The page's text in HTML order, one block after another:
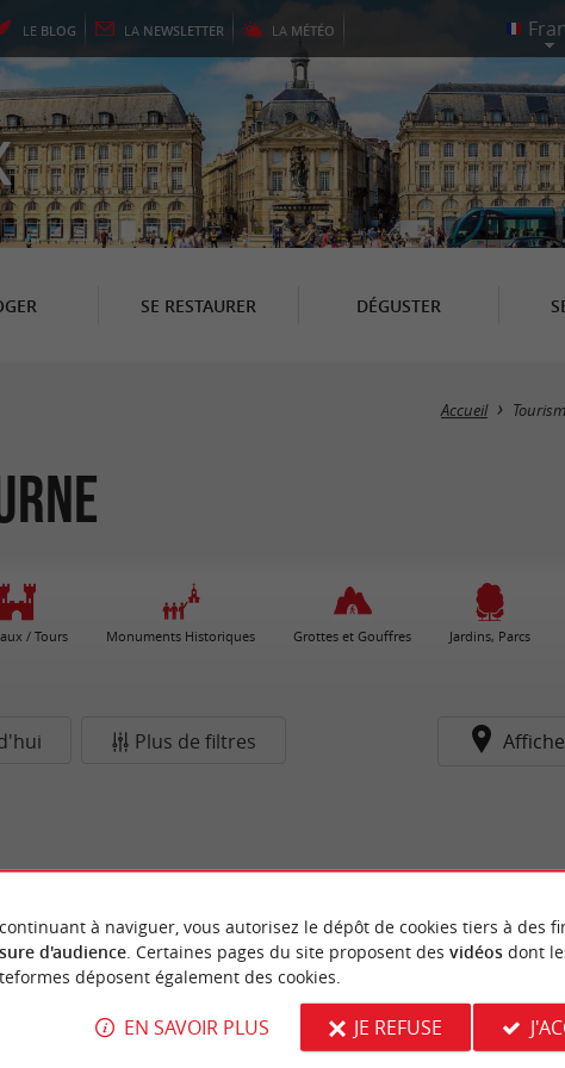
LE BLOG LA NEWSLETTER LA MÉTÉO
SE RESTAURER DÉGUSTER
Accueil
/ Tours Monuments Historiques Grottes et Gouffres Jardins, Parcs
Plus de filtres
à naviguer, vous autorisez le dépôt de cookies tiers à des
d'audience. Certaines pages du site proposent des vidéosdont
déposent également des cookies.
EN SAVOIR PLUS JE REFUSE